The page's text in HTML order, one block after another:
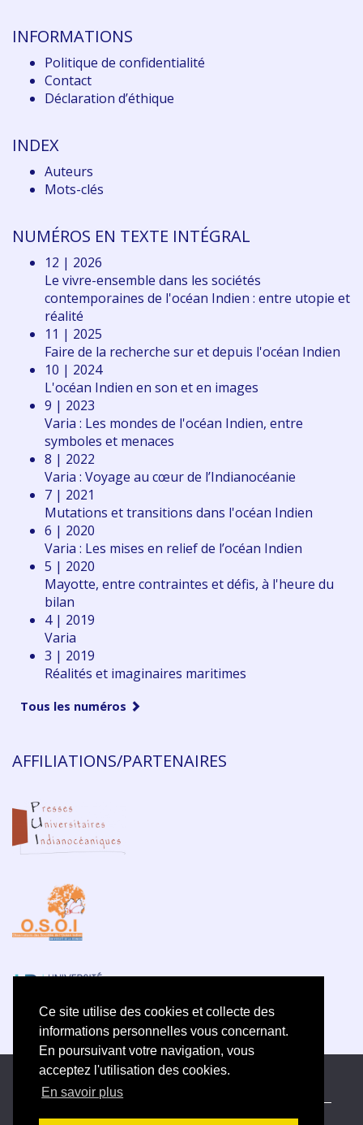
Ce site utilise des cookies et collecte des
informations personnelles vous concernant.
En poursuivant votre navigation, vous
acceptez l'utilisation des cookies.
En savoir plus
INFORMATIONS
Politique de confidentialité
Contact
Déclaration d’éthique
INDEX
Auteurs
Mots-clés
NUMÉROS EN TEXTE INTÉGRAL
12 | 2026
Le vivre-ensemble dans les sociétés
contemporaines de l'océan Indien : entre utopie et
réalité
11 | 2025
Faire de la recherche sur et depuis l'océan Indien
10 | 2024
L'océan Indien en son et en images
9 | 2023
Varia : Les mondes de l'océan Indien, entre
symboles et menaces
8 | 2022
Varia : Voyage au cœur de l’Indianocéanie
7 | 2021
Mutations et transitions dans l'océan Indien
6 | 2020
Varia : Les mises en relief de l’océan Indien
5 | 2020
Mayotte, entre contraintes et défis, à l'heure du
bilan
4 | 2019
Varia
3 | 2019
Réalités et imaginaires maritimes
Tous les numéros
AFFILIATIONS/PARTENAIRES
ISSN électronique 2609-5742
Plan du site—Politique de confidentialité
—
Déclaration d’éthique